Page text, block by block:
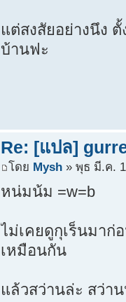
แต่สงสัยอย่างนึง
บ้านฟะ
Re: [แปล]
โดย Mysh » พุธ มี.ค.
หน่มน้ม =w=b
ไม่เคยดูกุเร็นมาก่
เหมือนกัน
แล้วสว่านล่ะ สว่า